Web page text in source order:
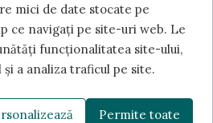
mici de date stocate pe
ce navigați pe site-uri web. Le
funcționalitatea site-ului,
a analiza traficul pe site.
Permite toate